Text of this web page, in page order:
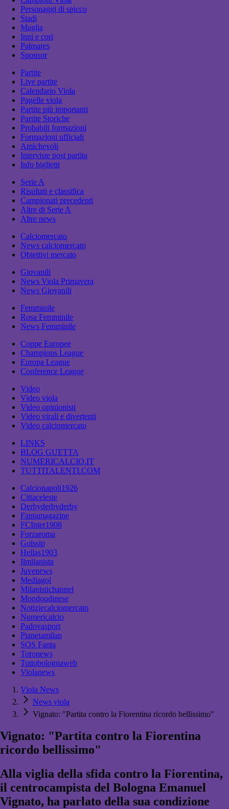
Personaggi di spicco
Stadi
Maglia
Inni e cori
Palmares
Sponsor
Partite
Live partite
Calendario Viola
Pagelle viola
Partite più importanti
Partite Storiche
Probabili formazioni
Formazioni ufficiali
Amichevoli
Interviste post partita
Info biglietti
Serie A
Risultati e classifica
Campionati precedenti
Altre di Serie A
Altre news
Calciomercato
News calciomercato
Obiettivi mercato
Giovanili
News Viola Primavera
News Giovanili
Femminile
Rosa Femminile
News Femminile
Coppe Europee
Champions League
Europa League
Conference League
Video
Video viola
Video opinionisti
Video virali e divertenti
Video calciomercato
LINKS
BLOG GUETTA
NUMERICALCIO.IT
TUTTITALENTI.COM
Calcionapoli1926
Cittaceleste
Derbyderbyderby
Fantamagazine
FCInter1908
Forzaroma
Golssip
Hellas1903
Ilmilanista
Juvenews
Mediagol
Milanistichannel
Mondoudinese
Notiziecalciomercato
Numericalcio
Padovasport
Pianetamilan
SOS Fanta
Toronews
Tuttobolognaweb
Violanews
Viola News
News viola
Vignato: "Partita contro la Fiorentina ricordo bellissimo"
Vignato: "Partita contro la Fiorentina
ricordo bellissimo"
Alla viglia della sfida contro la Fiorentina,
il centrocampista del Bologna Emanuel
Vignato, ha parlato della sua condizione